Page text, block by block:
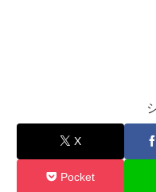
X
Pocket